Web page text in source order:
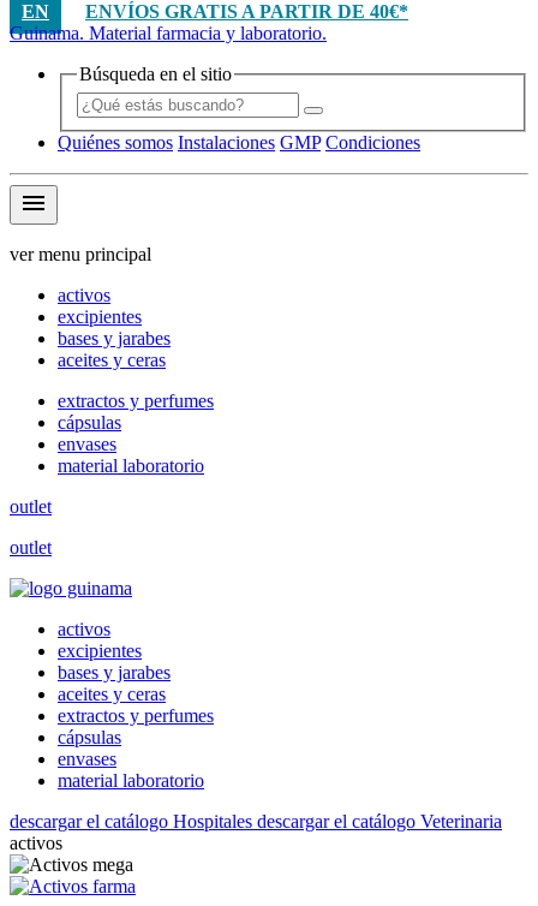
EN
ENVÍOS GRATIS A PARTIR DE 40€*
Guinama. Material farmacia y laboratorio.
Búsqueda en el sitio
Quiénes somos Instalaciones GMP Condiciones
menu
ver menu principal
activos
excipientes
bases y jarabes
aceites y ceras
extractos y perfumes
cápsulas
envases
material laboratorio
outlet
outlet
activos
excipientes
bases y jarabes
aceites y ceras
extractos y perfumes
cápsulas
envases
material laboratorio
descargar el catálogo Hospitales descargar el catálogo Veterinaria
activos